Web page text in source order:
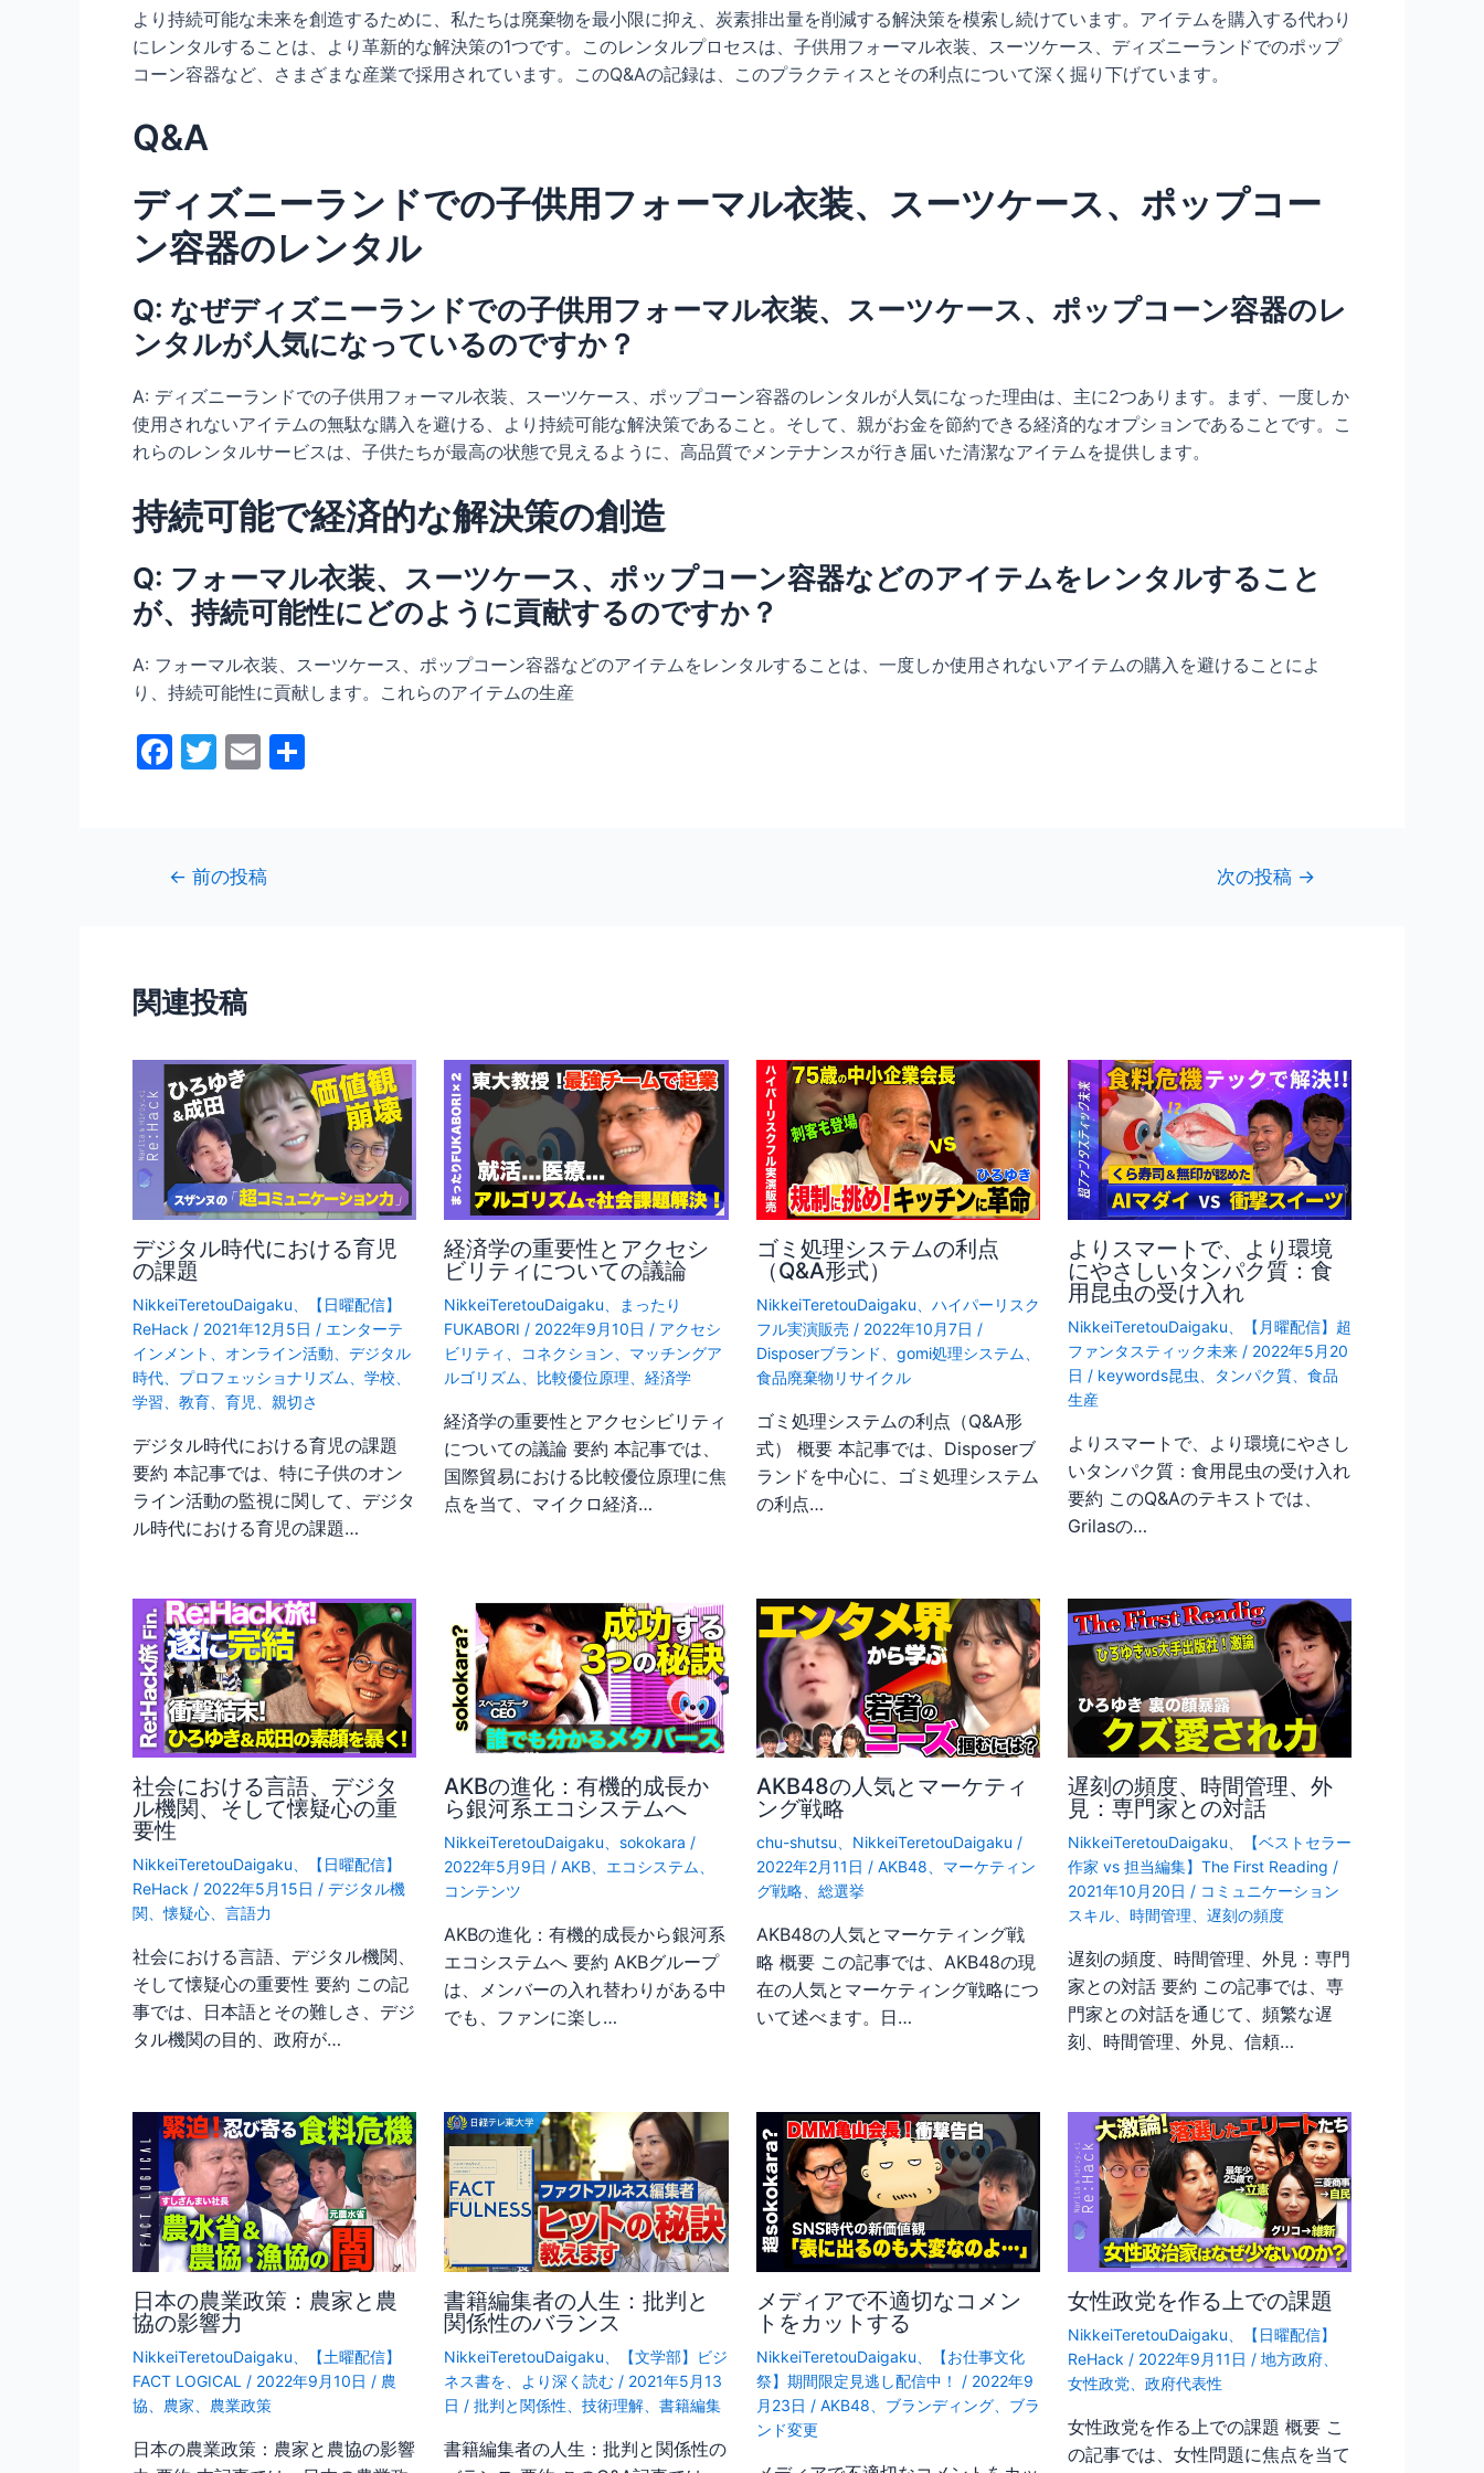
より持続可能な未来を創造するために、私たちは廃棄物を最小限に抑え、炭素排出量を削減する解決策を模索し続けています。アイテムを購入する代わり
にレンタルすることは、より革新的な解決策の1つです。このレンタルプロセスは、子供用フォーマル衣装、スーツケース、ディズニーランドでのポップ
コーン容器など、さまざまな産業で採用されています。このQ&Aの記録は、このプラクティスとその利点について深く掘り下げています。
Q&A
ディズニーランドでの子供用フォーマル衣装、スーツケース、ポップコー
ン容器のレンタル
Q: なぜディズニーランドでの子供用フォーマル衣装、スーツケース、ポップコーン容器のレ
ンタルが人気になっているのですか？
A: ディズニーランドでの子供用フォーマル衣装、スーツケース、ポップコーン容器のレンタルが人気になった理由は、主に2つあります。まず、一度しか
使用されないアイテムの無駄な購入を避ける、より持続可能な解決策であること。そして、親がお金を節約できる経済的なオプションであることです。こ
れらのレンタルサービスは、子供たちが最高の状態で見えるように、高品質でメンテナンスが行き届いた清潔なアイテムを提供します。
持続可能で経済的な解決策の創造
Q: フォーマル衣装、スーツケース、ポップコーン容器などのアイテムをレンタルすること
が、持続可能性にどのように貢献するのですか？
A: フォーマル衣装、スーツケース、ポップコーン容器などのアイテムをレンタルすることは、一度しか使用されないアイテムの購入を避けることによ
り、持続可能性に貢献します。これらのアイテムの生産
F
b
k
T
er
E
l
ゲ
ー
ン
← 前の投稿 次の投稿 →
関連投稿
デジタル時代における育児
の課題
NikkeiTeretouDaigaku
【日曜配信】
ReHack / 2021年12月5日 / エンターテ
インメント
オンライン活動
デジタル
時代
プロフェッショナリズム 学校
学習
教育 育児 親切さ
デジタル時代における育児の課題
要約 本記事では、特に子供のオン
ライン活動の監視に関して、デジタ
ル時代における育児の課題…
経済学の重要性とアクセシ
ビリティについての議論
NikkeiTeretouDaigaku
まったり
FUKABORI / 2022年9月10日 / アクセシ
ビリティ
コネクション
マッチングア
ルゴリズム
比較優位原理 、経済学
経済学の重要性とアクセシビリティ
についての議論 要約 本記事では、
国際貿易における比較優位原理に焦
点を当て、マイクロ経済…
ゴミ処理システムの利点
（Q&A形式）
NikkeiTeretouDaigaku
ハイパーリスク
フル実演販売 / 2022年10月7日 /
Disposerブランド
gomi処理システム
食品廃棄物リサイクル
ゴミ処理システムの利点（Q&A形
式） 概要 本記事では、Disposerブ
ランドを中心に、ゴミ処理システム
の利点…
よりスマートで、より環境
にやさしいタンパク質：食
用昆虫の受け入れ
NikkeiTeretouDaigaku
【月曜配信】超
ファンタスティック未来/ 2022年5月20
日 / keywords昆虫 タンパク質、 食品
生産
よりスマートで、より環境にやさし
いタンパク質：食用昆虫の受け入れ
要約 このQ&Aのテキストでは、
Grilasの…
社会における言語、デジタ
ル機関、そして懐疑心の重
要性
NikkeiTeretouDaigaku
【日曜配信】
ReHack / 2022年5月15日 / デジタル機
関 、懐疑心 言語力
社会における言語、デジタル機関、
そして懐疑心の重要性 要約 この記
事では、日本語とその難しさ、デジ
タル機関の目的、政府が…
AKBの進化：有機的成長か
ら銀河系エコシステムへ
NikkeiTeretouDaigaku 、sokokara /
2022年5月9日 /AKB エコシステム
コンテンツ
AKBの進化：有機的成長から銀河系
エコシステムへ 要約 AKBグループ
は、メンバーの入れ替わりがある中
でも、ファンに楽し…
AKB48の人気とマーケティ
ング戦略
chu-shutsu NikkeiTeretouDaigaku /
2022年2月11日 / AKB48
マーケティン
グ戦略、 総選挙
AKB48の人気とマーケティング戦
略 概要 この記事では、AKB48の現
在の人気とマーケティング戦略につ
いて述べます。日…
遅刻の頻度、時間管理、外
見：専門家との対話
NikkeiTeretouDaigaku
【ベストセラー
作家 vs 担当編集】The First Reading /
2021年10月20日 / コミュニケーション
スキル、 時間管理 遅刻の頻度
遅刻の頻度、時間管理、外見：専門
家との対話 要約 この記事では、専
門家との対話を通じて、頻繁な遅
刻、時間管理、外見、信頼…
日本の農業政策：農家と農
協の影響力
NikkeiTeretouDaigaku
【土曜配信】
FACT LOGICAL / 2022年9月10日 / 農
協
農家 農業政策
日本の農業政策：農家と農協の影響
書籍編集者の人生：批判と
関係性のバランス
NikkeiTeretouDaigaku
【文学部】ビジ
ネス書を、より深く読む / 2021年5月13
日 /批判と関係性 、技術理解 、書籍編集
書籍編集者の人生：批判と関係性の
メディアで不適切なコメン
トをカットする
NikkeiTeretouDaigaku
【お仕事文化
祭】期間限定見逃し配信中！
/ 2022年9
月23日 / AKB48 ブランディング、 ブラ
ンド変更
女性政党を作る上での課題
NikkeiTeretouDaigaku
【日曜配信】
ReHack / 2022年9月11日 / 地方政府、
女性政党、 政府代表性
女性政党を作る上での課題 概要 こ
の記事では、女性問題に焦点を当て